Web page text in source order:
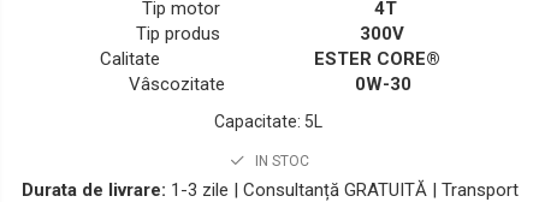
Tip motor
4T
Tip produs
300V
Calitate
ESTER CORE®
Vâscozitate 0W-30
Capacitate: 5L
IN STOC
Durata de livrare: 1-3 zile | Consultanță GRATUITĂ | Transport